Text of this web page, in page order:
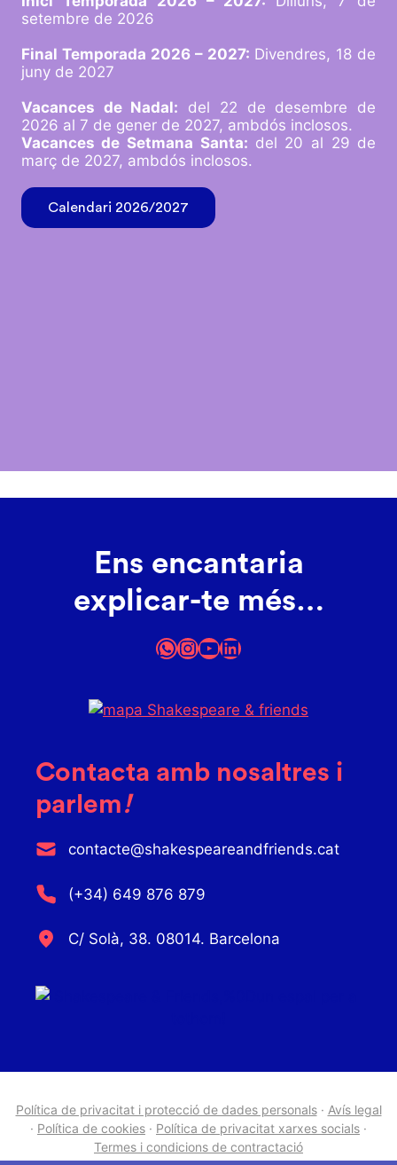
setembre de 2026
Final Temporada 2026 – 2027: Divendres, 18 de
juny de 2027
Vacances de Nadal: del 22 de desembre de
2026 al 7 de gener de 2027, ambdós inclosos.
Vacances de Setmana Santa: del 20 al 29 de
març de 2027, ambdós inclosos.
Calendari 2026/2027
Ens encantaria
explicar-te més…
WhatsApp
Instagram
YouTube
LinkedIn
Contacta amb nosaltres i
parlem!
contacte@shakespeareandfriends.cat
(+34) 649 876 879
C/ Solà, 38. 08014. Barcelona
Política de privacitat i protecció de dades personals· Avís legal
· Política de cookies · Política de privacitat xarxes socials ·
Termes i condicions de contractació